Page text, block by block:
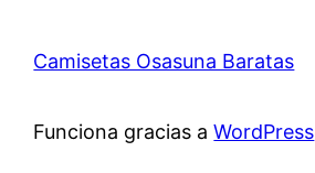
Camisetas Osasuna Baratas
Funciona gracias aWordPress